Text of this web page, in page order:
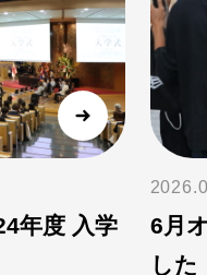
年度 入学
6月
した